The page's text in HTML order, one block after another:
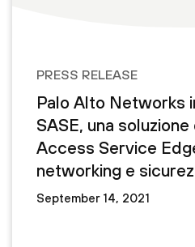
PRESS RELEASE
Palo Alto Networks
SASE, una
Access Service
networking e
lavoro ibrida
September 14, 2021